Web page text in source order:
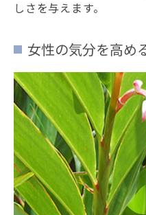
しさを与えます。
女性の気分を高め